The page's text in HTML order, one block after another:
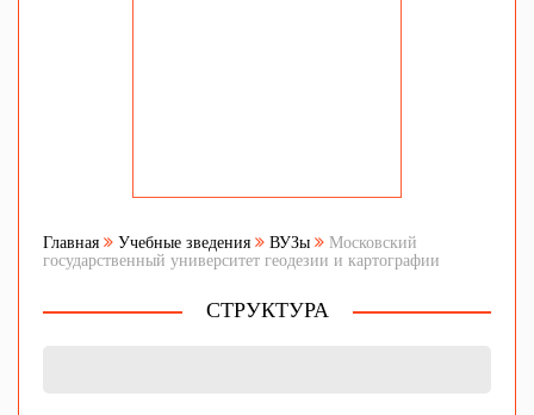
Главная Учебные зведения ВУЗы
Московский
государственный университет геодезии и картографии
СТРУКТУРА